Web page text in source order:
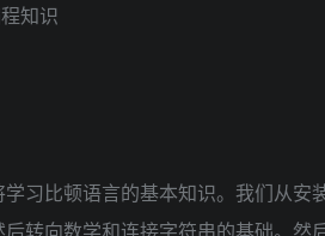
知识
习比顿语言的基本知识。我们从